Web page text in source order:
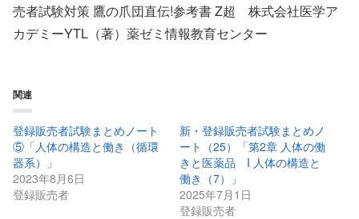
売者試験対策 鷹の爪団直伝!参考書 Z超 株式会社医学ア
カデミーYTL（著）薬ゼミ情報教育センター
関連
登録販売者試験まとめノート
⑤「人体の構造と働き（循環
器系）」
2023年8月6日
登録販売者
新・登録販売者試験まとめノ
ート（25）「第2章 人体の働
きと医薬品 I 人体の構造と
働き（7）」
2025年7月1日
登録販売者